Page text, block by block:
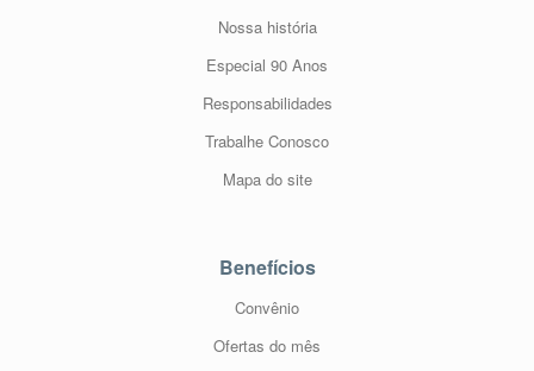
Nossa história
Especial 90 Anos
Responsabilidades
Trabalhe Conosco
Mapa do site
Benefícios
Convênio
Ofertas do mês